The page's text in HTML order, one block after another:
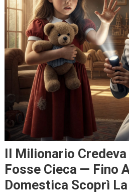
Il Milionario Credeva
Fosse Cieca — Fino
Domestica Scoprì